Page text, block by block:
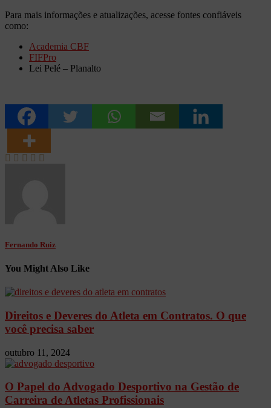
Para mais informações e atualizações, acesse fontes confiáveis ​​
como:
Academia CBF
FIFPro
Lei Pelé – Planalto
Fernando Ruiz
You Might Also Like
Direitos e Deveres do Atleta em Contratos. O que
você precisa saber
outubro 11, 2024
O Papel do Advogado Desportivo na Gestão de
Carreira de Atletas Profissionais